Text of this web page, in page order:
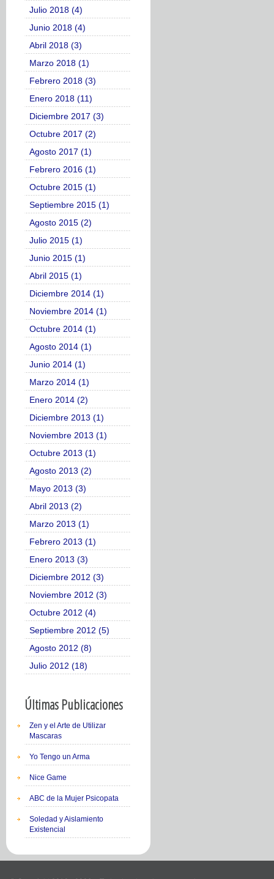
Julio 2018 (4)
Junio 2018 (4)
Abril 2018 (3)
Marzo 2018 (1)
Febrero 2018 (3)
Enero 2018 (11)
Diciembre 2017 (3)
Octubre 2017 (2)
Agosto 2017 (1)
Febrero 2016 (1)
Octubre 2015 (1)
Septiembre 2015 (1)
Agosto 2015 (2)
Julio 2015 (1)
Junio 2015 (1)
Abril 2015 (1)
Diciembre 2014 (1)
Noviembre 2014 (1)
Octubre 2014 (1)
Agosto 2014 (1)
Junio 2014 (1)
Marzo 2014 (1)
Enero 2014 (2)
Diciembre 2013 (1)
Noviembre 2013 (1)
Octubre 2013 (1)
Agosto 2013 (2)
Mayo 2013 (3)
Abril 2013 (2)
Marzo 2013 (1)
Febrero 2013 (1)
Enero 2013 (3)
Diciembre 2012 (3)
Noviembre 2012 (3)
Octubre 2012 (4)
Septiembre 2012 (5)
Agosto 2012 (8)
Julio 2012 (18)
Últimas Publicaciones
Zen y el Arte de Utilizar
Mascaras
Yo Tengo un Arma
Nice Game
ABC de la Mujer Psicopata
Soledad y Aislamiento
Existencial